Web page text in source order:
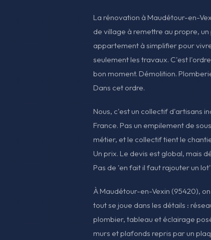
La rénovation à Maudétour-en-
de village à remettre au propre,
appartement à simplifier pour
seulement les travaux. C'est
bon moment. Démolition.
Dans cet ordre.
Nous, c'est un collectif d'artisans
France. Pas un empilement de
métier, et le collectif tient le
Un prix. Le devis est global, mais
Pas de 'en fait il faut rajouter un
À Maudétour-en-Vexin (95420),
tout se joue dans les détails :
plombier, tableau et éclairage
murs et plafonds repris par un